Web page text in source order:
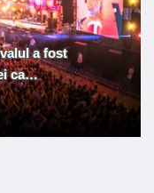
a fost
ca…